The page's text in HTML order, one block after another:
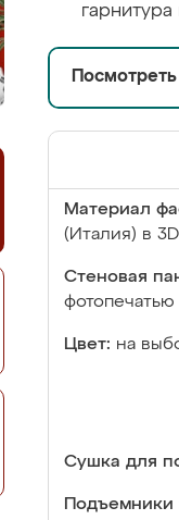
гарнитура
Материал
(Италия) в
Стеновая
фотопечатью
Цвет: на
Сушка для
Подъемники